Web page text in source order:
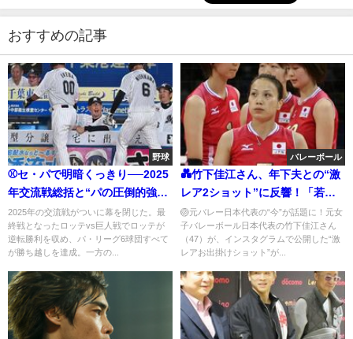
おすすめの記事
野球
⚾セ・パで明暗くっきり──2025
年交流戦総括と“パの圧倒的強
さ”の背景
2025年の交流戦がついに幕を閉じた。最
終戦となったロッテvs巨人戦でロッテが
逆転勝利を収め、パ・リーグ6球団すべて
が勝ち越しを達成。一方の...
バレーボール
💑竹下佳江さん、年下夫との“激
レア2ショット”に反響！「若返
ったね」「幸せそうな表情して
るな」の声続々
🏐元バレー日本代表の“今”が話題に！元女
子バレーボール日本代表の竹下佳江さん
（47）が、インスタグラムで公開した“激
レアお出掛けショット”が...